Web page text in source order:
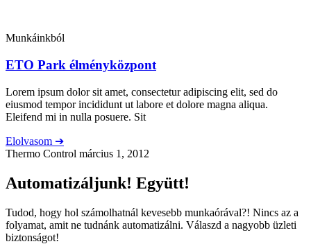
Munkáinkból
ETO Park élményközpont
Lorem ipsum dolor sit amet, consectetur adipiscing elit, sed do
eiusmod tempor incididunt ut labore et dolore magna aliqua.
Eleifend mi in nulla posuere. Sit
Elolvasom ➔
Thermo Control március 1, 2012
Automatizáljunk! Együtt!
Tudod, hogy hol számolhatnál kevesebb munkaórával?! Nincs az a
folyamat, amit ne tudnánk automatizálni. Válaszd a nagyobb üzleti
biztonságot!